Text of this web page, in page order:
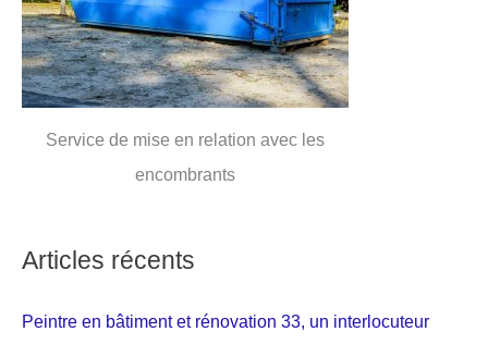
Service de mise en relation avec les
encombrants
Articles récents
Peintre en bâtiment et rénovation 33, un interlocuteur